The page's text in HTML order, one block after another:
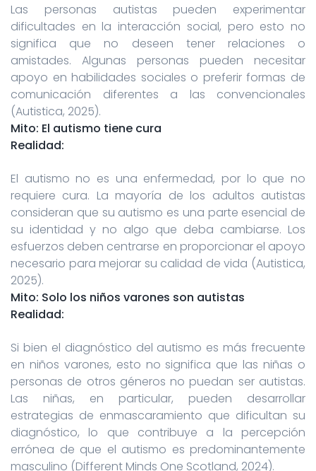
Las personas autistas pueden experimentar
dificultades en la interacción social, pero esto no
significa que no deseen tener relaciones o
amistades. Algunas personas pueden necesitar
apoyo en habilidades sociales o preferir formas de
comunicación diferentes a las convencionales
(Autistica, 2025).
Mito: El autismo tiene cura
Realidad:
El autismo no es una enfermedad, por lo que no
requiere cura. La mayoría de los adultos autistas
consideran que su autismo es una parte esencial de
su identidad y no algo que deba cambiarse. Los
esfuerzos deben centrarse en proporcionar el apoyo
necesario para mejorar su calidad de vida (Autistica,
2025).
Mito: Solo los niños varones son autistas
Realidad:
Si bien el diagnóstico del autismo es más frecuente
en niños varones, esto no significa que las niñas o
personas de otros géneros no puedan ser autistas.
Las niñas, en particular, pueden desarrollar
estrategias de enmascaramiento que dificultan su
diagnóstico, lo que contribuye a la percepción
errónea de que el autismo es predominantemente
masculino (Different Minds One Scotland, 2024).